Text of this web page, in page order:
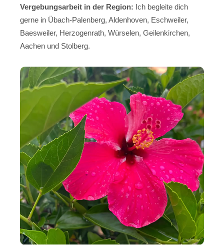
Vergebungsarbeit in der Region: Ich begleite dich
gerne in Übach-Palenberg, Aldenhoven, Eschweiler,
Baesweiler, Herzogenrath, Würselen, Geilenkirchen,
Aachen und Stolberg.